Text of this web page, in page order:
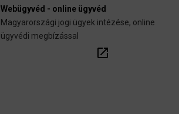
Webügyvéd - online ügyvéd
Magyarországi jogi ügyek intézése, online
ügyvédi megbízással
open_in_new